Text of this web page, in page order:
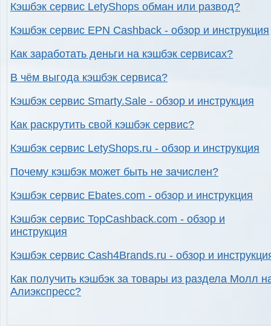
Кэшбэк сервис LetyShops обман или развод?
Кэшбэк сервис EPN Cashback - обзор и инструкция
Как заработать деньги на кэшбэк сервисах?
В чём выгода кэшбэк сервиса?
Кэшбэк сервис Smarty.Sale - обзор и инструкция
Как раскрутить свой кэшбэк сервис?
Кэшбэк сервис LetyShops.ru - обзор и инструкция
Почему кэшбэк может быть не зачислен?
Кэшбэк сервис Ebates.com - обзор и инструкция
Кэшбэк сервис TopCashback.com - обзор и
инструкция
Кэшбэк сервис Cash4Brands.ru - обзор и
Как получить кэшбэк за товары из раздела Молл
Алиэкспресс?